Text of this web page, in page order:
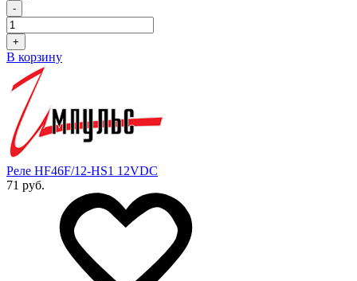
-
+
В корзину
Реле HF46F/12-HS1 12VDC
71 руб.